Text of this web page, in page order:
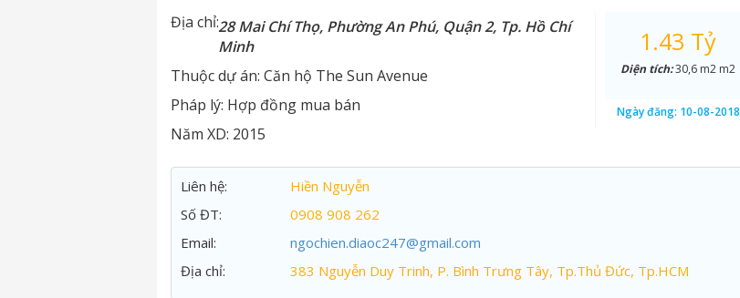
Địa chỉ:28 Mai Chí Thọ, Phường An Phú, Quận 2, Tp. Hồ Chí
Minh
Thuộc dự án: Căn hộ The Sun Avenue
Pháp lý: Hợp đồng mua bán
Năm XD: 2015
1.43 Tỷ
Diện tích:30,6 m2 m2
Ngày đăng: 10-08-2018
Liên hệ:
Hiền Nguyễn
Số ĐT:
0908 908 262
Email:
ngochien.diaoc247@gmail.com
Địa chỉ:
383 Nguyễn Duy Trinh, P. Bình Trưng Tây, Tp.Thủ Đức, Tp.HCM